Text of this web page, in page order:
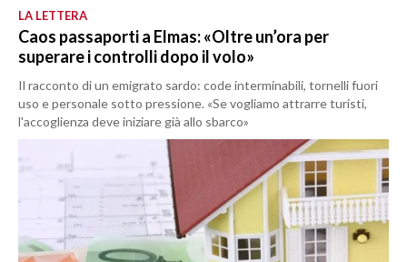
LA LETTERA
Caos passaporti a Elmas: «Oltre un’ora per
superare i controlli dopo il volo»
Il racconto di un emigrato sardo: code interminabili, tornelli fuori
uso e personale sotto pressione. «Se vogliamo attrarre turisti,
l'accoglienza deve iniziare già allo sbarco»